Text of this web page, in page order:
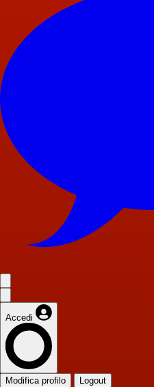
Accedi
Modifica profilo Logout